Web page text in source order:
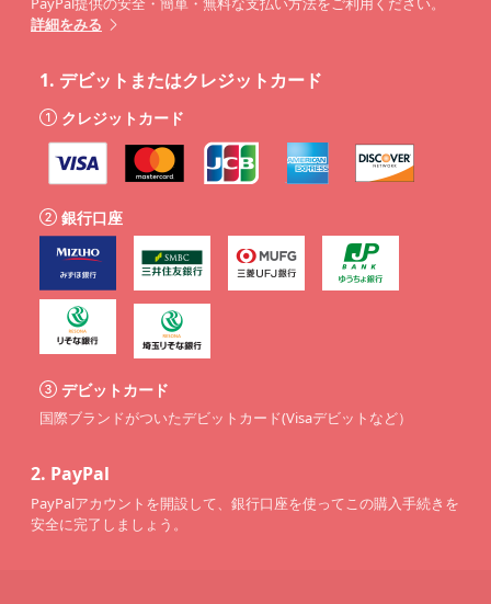
詳細をみる
1. デビットまたはクレジットカード
クレジットカード
銀行口座
デビットカード
国際ブランドがついたデビットカード(Visaデビットなど）
2. PayPal
PayPalアカウントを開設して、銀行口座を使ってこの購入手続きを
安全に完了しましょう。